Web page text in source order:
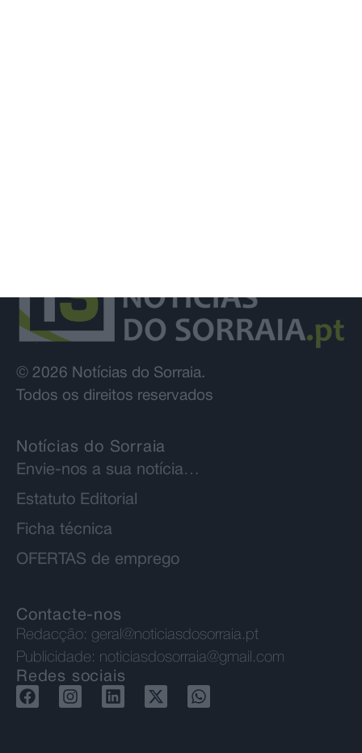
© 2026 Notícias do Sorraia.
Todos os direitos reservados
Notícias do Sorraia
Envie-nos a sua notícia…
Estatuto Editorial
Ficha técnica
OFERTAS de emprego
Contacte-nos
Redacção: geral@noticiasdosorraia.pt
Publicidade: noticiasdosorraia@gmail.com
Redes sociais